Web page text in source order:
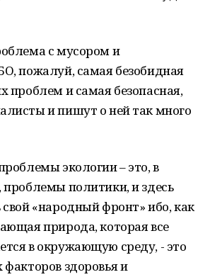
с мусором и
пожалуй, самая безобидная
проблем и самая безопасная,
и пишут о ней так много
экологии – это, в
проблемы политики, и здесь
свой «народный фронт» ибо, как
природа, которая все
в окружающую среду, - это
здоровья и